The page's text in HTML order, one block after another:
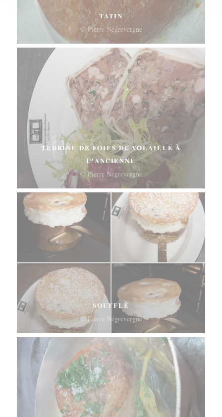
TATIN
© Pierre Négrevergne
TERRINE DE FOIES DE VOLAILLE À
L'ANCIENNE
© Pierre Négrevergne
SOUFFLÉ
© Pierre Négrevergne